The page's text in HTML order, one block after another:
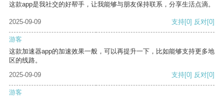
这款app是我社交的好帮手，让我能够与朋友保持联系，分享生活点滴。
2025-09-09 支持[0] 反对[0]
游客
这款加速器app的加速效果一般，可以再提升一下，比如能够支持更多地
区的线路。
2025-09-09
支持[0] 反对[0]
游客